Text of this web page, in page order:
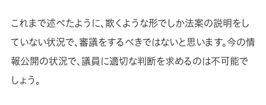
これまで述べたように、欺くような形でしか法案の説明をし
ていない状況で、審議をするべきではないと思います。今の情
報公開の状況で、議員に適切な判断を求めるのは不可能で
しょう。